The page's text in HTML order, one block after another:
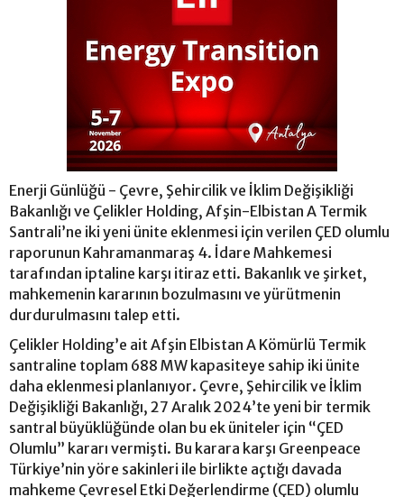
Enerji Günlüğü - Çevre, Şehircilik ve İklim Değişikliği
Bakanlığı ve Çelikler Holding, Afşin-Elbistan A Termik
Santrali’ne iki yeni ünite eklenmesi için verilen ÇED olumlu
raporunun Kahramanmaraş 4. İdare Mahkemesi
tarafından iptaline karşı itiraz etti. Bakanlık ve şirket,
mahkemenin kararının bozulmasını ve yürütmenin
durdurulmasını talep etti.
Çelikler Holding’e ait Afşin Elbistan A Kömürlü Termik
santraline toplam 688 MW kapasiteye sahip iki ünite
daha eklenmesi planlanıyor. Çevre, Şehircilik ve İklim
Değişikliği Bakanlığı, 27 Aralık 2024’te yeni bir termik
santral büyüklüğünde olan bu ek üniteler için “ÇED
Olumlu” kararı vermişti. Bu karara karşı Greenpeace
Türkiye’nin yöre sakinleri ile birlikte açtığı davada
mahkeme Çevresel Etki Değerlendirme (ÇED) olumlu